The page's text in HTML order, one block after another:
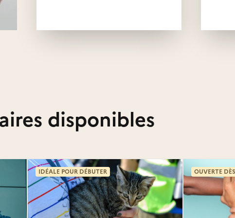
disponibles
IDÉALE POUR DÉBUTER OUVERTE